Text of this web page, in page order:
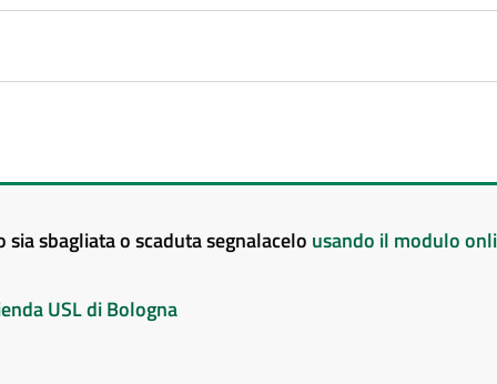
sbagliata o scaduta segnalacelo usando il modulo
USL di Bologna